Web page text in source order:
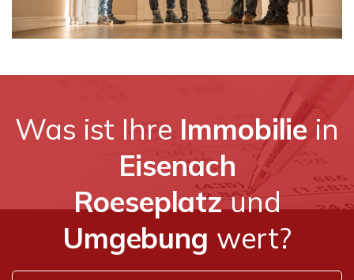
Was ist Ihre Immobilie in
Eisenach
Roeseplatzund
Umgebung wert?